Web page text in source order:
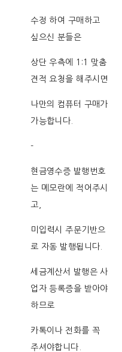
수정 하여 구매하고
싶으신 분들은
상단 우측에 1:1 맞춤
견적 요청을 해주시면
나만의 컴퓨터 구매가
가능합니다.
-
현금영수증 발행번호
는 메모란에 적어주시
고,
미입력시 주문기반으
로 자동 발행됩니다.
세금계산서 발행은 사
업자 등록증을 받아야
하므로
카톡이나 전화를 꼭
주셔야합니다.